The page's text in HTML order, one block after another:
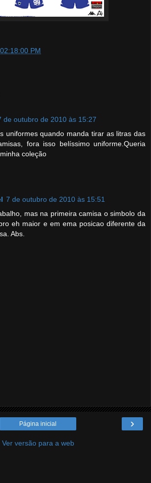
PM
de outubro de 2010 às 15:27
uniformes quando manda tirar as litras das
fora isso belíssimo uniforme.Queria
coleção
7 de outubro de 2010 às 15:51
mas na primeira camisa o simbolo da
eh maior e em ema posicao diferente da
Abs.
›
Página inicial
Ver versão para a web